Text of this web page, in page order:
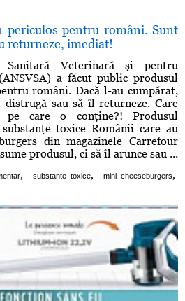
periculos pentru români. Sunt
returneze, imediat!
Sanitară Veterinară şi pentru
a făcut public produsul
români. Dacă l-au cumpărat,
sau să îl returneze. Care
pe care o conţine?! Produsul
toxice Românii care au
din magazinele Carrefour
produsul, ci să îl arunce sau ...
, substante toxice, mini cheeseburgers,